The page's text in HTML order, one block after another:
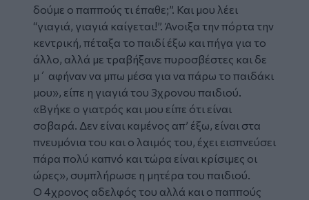
δούμε ο παππούς τι έπαθε;”. Και μου λέει
“γιαγιά, γιαγιά καίγεται!”. Άνοιξα την πόρτα την
κεντρική, πέταξα το παιδί έξω και πήγα για το
άλλο, αλλά με τραβήξανε πυροσβέστες και δε
μ΄ αφήναν να μπω μέσα για να πάρω το παιδάκι
μου», είπε η γιαγιά του 3χρονου παιδιού.
«Βγήκε ο γιατρός και μου είπε ότι είναι
σοβαρά. Δεν είναι καμένος απ’ έξω, είναι στα
πνευμόνια του και ο λαιμός του, έχει εισπνεύσει
πάρα πολύ καπνό και τώρα είναι κρίσιμες οι
ώρες», συμπλήρωσε η μητέρα του παιδιού.
Ο 4χρονος αδελφός του αλλά και ο παππούς